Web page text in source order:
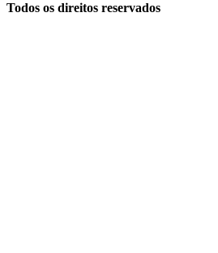
Todos os direitos reservados